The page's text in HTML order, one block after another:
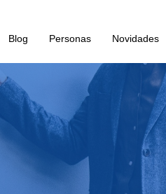
Blog Personas Novidades